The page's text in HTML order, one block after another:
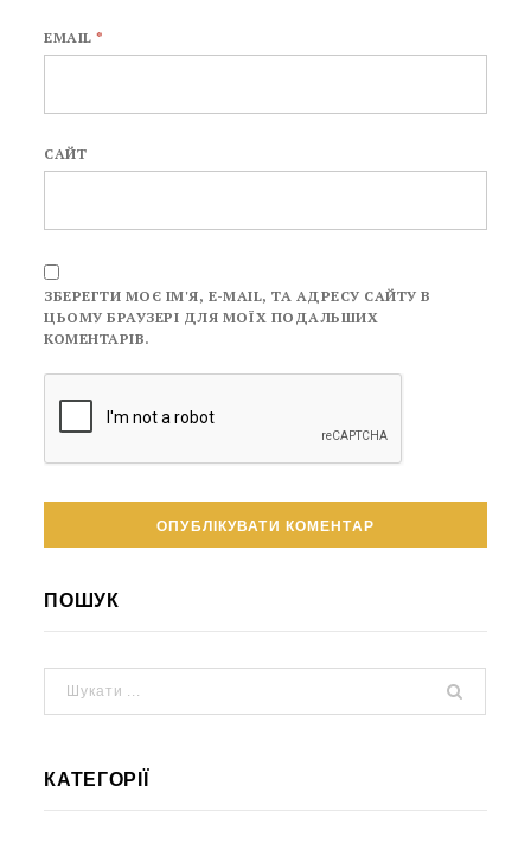
EMAIL*
САЙТ
ЗБЕРЕГТИ МОЄ ІМ'Я, E-MAIL, ТА АДРЕСУ САЙТУ В
ЦЬОМУ БРАУЗЕРІ ДЛЯ МОЇХ ПОДАЛЬШИХ
КОМЕНТАРІВ.
ПОШУК
КАТЕГОРІЇ